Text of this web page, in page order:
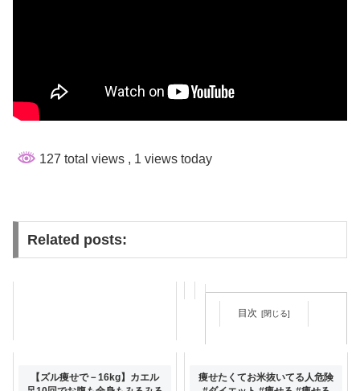
127 total views , 1 views today
Related posts:
目次
ダイエット講座【筋肉のひみ
つ】＆【新コーナー】一般人が
【ズル痩せで－16kg】カエル
痩せたくてお米抜いてる人危険